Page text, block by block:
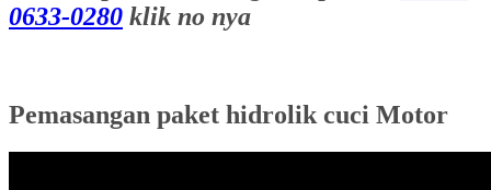
0633-0280 klik no nya
Pemasangan paket hidrolik cuci Motor